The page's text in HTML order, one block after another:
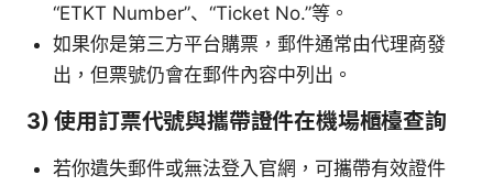
“ETKT Number”、“Ticket No.”等。
如果你是第三方平台購票，郵件通常由代理商發
出，但票號仍會在郵件內容中列出。
3) 使用訂票代號與攜帶證件在機場櫃檯查詢
若你遺失郵件或無法登入官網，可攜帶有效證件